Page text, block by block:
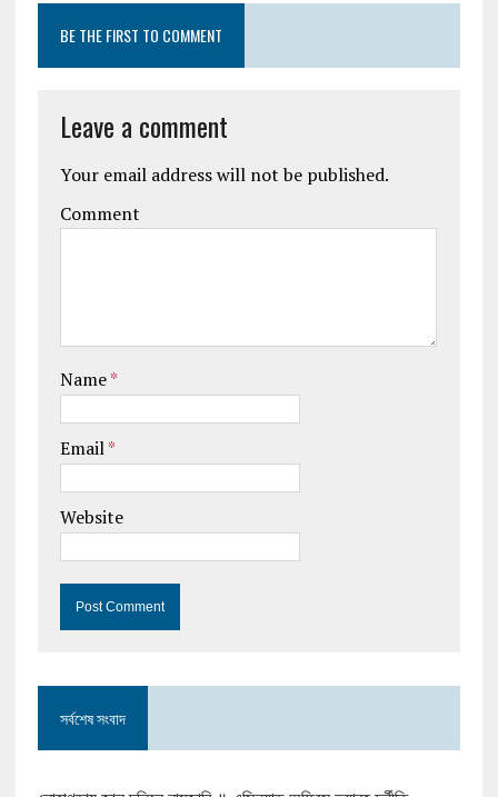
BE THE FIRST TO COMMENT
Leave a comment
Your email address will not be published.
Comment
Name*
Email*
Website
সর্বশেষ সংবাদ